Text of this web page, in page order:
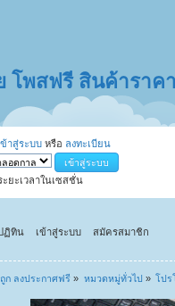
โพสฟรี สินค้าราค
ข้าสู่ระบบ หรือ ลงทะเบียน
ยะเวลาในเซสชั่น
ฏิทิน เข้าสู่ระบบ สมัครสมาชิก
ก ลงประกาศฟรี » หมวดหมู่ทั่วไป » โปร